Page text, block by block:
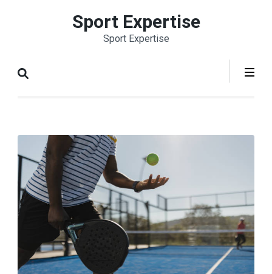
Entrée)
Sport Expertise
Sport Expertise